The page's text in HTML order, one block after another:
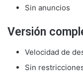
Sin anuncios
Versión
Velocidad de
Sin